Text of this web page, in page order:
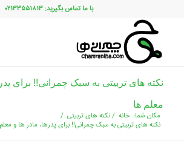
با ما تماس بگیرید: ۰۲۱۳۳۵۵۱۸۱۳
نکته های تربیتی به سبک چمرانی!! برای
معلم ها
مکان شما: خانه /نکته های تربیتی /
نکته های تربیتی به سبک چمرانی!! برای پدرها، مادر ها و